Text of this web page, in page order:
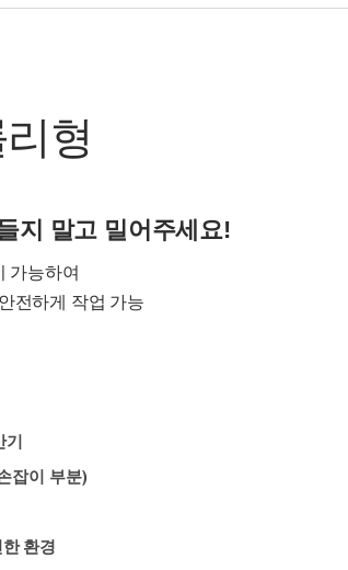
형
지 말고 밀어주세요!
가능하여
전하게 작업 가능
기
잡이 부분)
환경